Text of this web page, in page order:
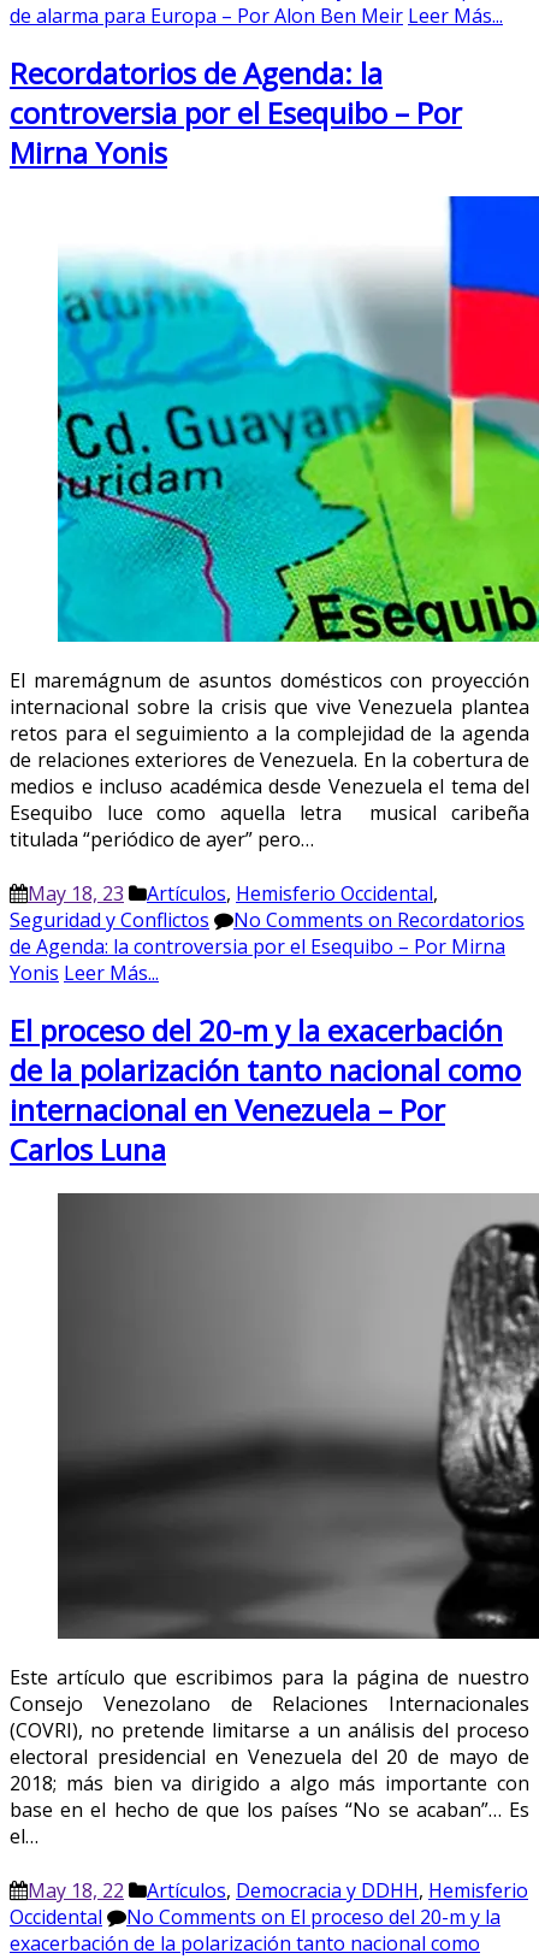
de alarma para Europa – Por Alon Ben Meir Leer Más...
Recordatorios de Agenda: la
controversia por el Esequibo – Por
Mirna Yonis
El maremágnum de asuntos domésticos con proyección
internacional sobre la crisis que vive Venezuela plantea
retos para el seguimiento a la complejidad de la agenda
de relaciones exteriores de Venezuela. En la cobertura de
medios e incluso académica desde Venezuela el tema del
Esequibo luce como aquella letra musical caribeña
titulada “periódico de ayer” pero…
May 18, 23 Artículos, Hemisferio Occidental,
Seguridad y Conflictos
No Comments on Recordatorios
de Agenda: la controversia por el Esequibo – Por Mirna
Yonis Leer Más...
El proceso del 20-m y la exacerbación
de la polarización tanto nacional como
internacional en Venezuela – Por
Carlos Luna
Este artículo que escribimos para la página de nuestro
Consejo Venezolano de Relaciones Internacionales
(COVRI), no pretende limitarse a un análisis del proceso
electoral presidencial en Venezuela del 20 de mayo de
2018; más bien va dirigido a algo más importante con
base en el hecho de que los países “No se acaban”… Es
el…
May 18, 22 Artículos, Democracia y DDHH, Hemisferio
Occidental
No Comments on El proceso del 20-m y la
exacerbación de la polarización tanto nacional como